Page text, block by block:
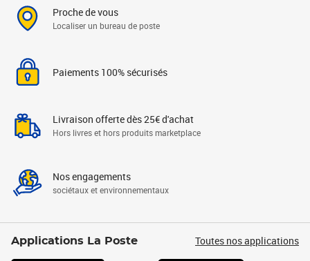
Proche de vous
Localiser un bureau de poste
Paiements 100% sécurisés
Livraison offerte dès 25€ d'achat
Hors livres et hors produits marketplace
Nos engagements
sociétaux et environnementaux
Applications La Poste Toutes nos applications